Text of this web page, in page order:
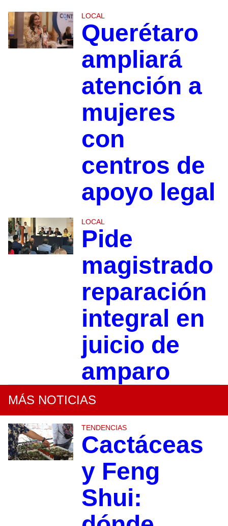
LOCAL
Querétaro
ampliará
atención a
mujeres
con
centros de
apoyo legal
LOCAL
Pide
magistrado
reparación
integral en
juicio de
amparo
MÁS NOTICIAS
TENDENCIAS
Cactáceas
y Feng
Shui: